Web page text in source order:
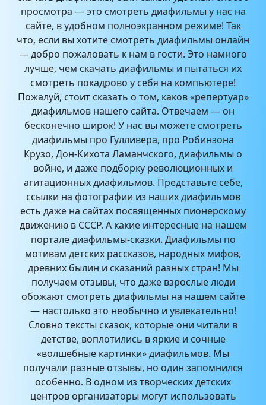
просмотра — это смотреть диафильмы у нас на
сайте, в удобном полноэкранном режиме! Так
что, если вы хотите смотреть диафильмы онлайн
— добро пожаловать к нам в гости. Это намного
лучше, чем скачать диафильмы и пытаться их
смотреть покадрово у себя на компьютере!
Пожалуй, стоит сказать о том, каков «репертуар»
диафильмов нашего сайта. Отвечаем — он
бесконечно широк! У нас вы можете смотреть
диафильмы про Гулливера, про Робинзона
Крузо, Дон-Кихота Ламанчского, диафильмы о
войне, и даже подборку революционных и
агитационных диафильмов. Представьте себе,
ссылки на фотографии из наших диафильмов
есть даже на сайтах посвященных пионерскому
движению в СССР. А какие интересные на нашем
портале диафильмы-сказки. Диафильмы по
мотивам детских рассказов, народных мифов,
древних былин и сказаний разных стран! Мы
получаем отзывы, что даже взрослые люди
обожают смотреть диафильмы на нашем сайте
— настолько это необычно и увлекательно!
Словно тексты сказок, которые они читали в
детстве, воплотились в яркие и сочные
«волшебные картинки» диафильмов. Мы
получали разные отзывы, но один запомнился
особенно. В одном из творческих детских
центров организаторы могут использовать